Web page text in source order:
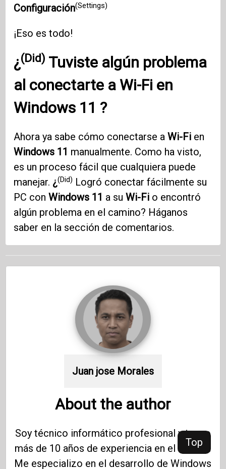
Top
Configuración(Settings)
¡Eso es todo!
¿(Did) Tuviste algún problema
al conectarte aWi-Fi en
Windows 11 ?
Ahora ya sabe cómo conectarse aWi-Fi en
Windows 11 manualmente. Como ha visto,
es un proceso fácil que cualquiera puede
manejar. ¿(Did) Logró conectar fácilmente su
PC conWindows 11 a suWi-Fi o encontró
algún problema en el camino? Háganos
saber en la sección de comentarios.
Juan jose Morales
About the author
Soy técnico informático profesional y tengo
más de 10 años de experiencia en el campo.
Me especializo en el desarrollo de Windows